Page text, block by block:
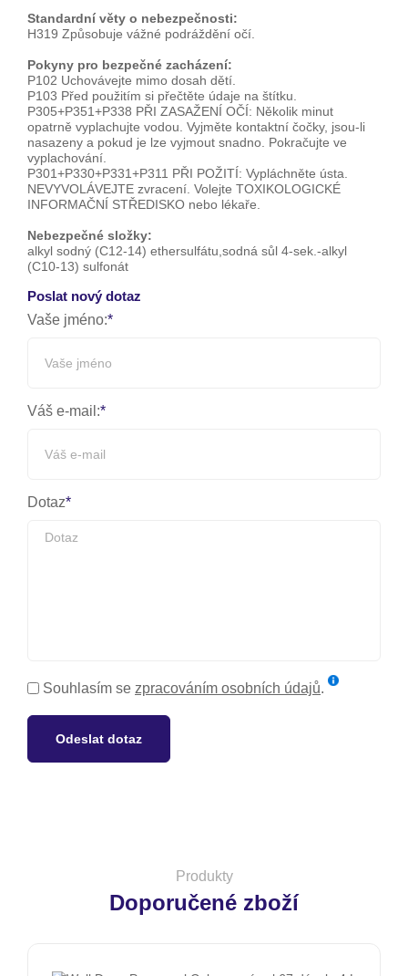
Standardní věty o nebezpečnosti:
H319 Způsobuje vážné podráždění očí.
Pokyny pro bezpečné zacházení:
P102 Uchovávejte mimo dosah dětí.
P103 Před použitím si přečtěte údaje na štítku.
P305+P351+P338 PŘI ZASAŽENÍ OČÍ: Několik minut
opatrně vyplachujte vodou. Vyjměte kontaktní čočky, jsou-li
nasazeny a pokud je lze vyjmout snadno. Pokračujte ve
vyplachování.
P301+P330+P331+P311 PŘI POŽITÍ: Vypláchněte ústa.
NEVYVOLÁVEJTE zvracení. Volejte TOXIKOLOGICKÉ
INFORMAČNÍ STŘEDISKO nebo lékaře.
Nebezpečné složky:
alkyl sodný (C12-14) ethersulfátu,sodná sůl 4-sek.-alkyl
(C10-13) sulfonát
Poslat nový dotaz
Vaše jméno:
Váš e-mail:
Dotaz
Souhlasím se zpracováním osobních údajů.
Odeslat dotaz
Produkty
Doporučené zboží